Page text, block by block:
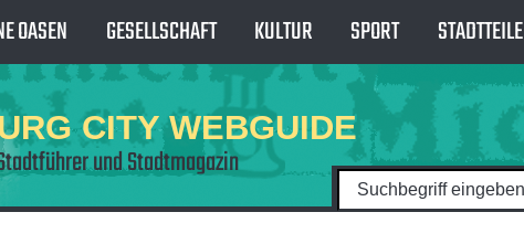
OASEN GESELLSCHAFT KULTUR SPORT STADTTEILE
CITY WEBGUIDE
und Stadtmagazin